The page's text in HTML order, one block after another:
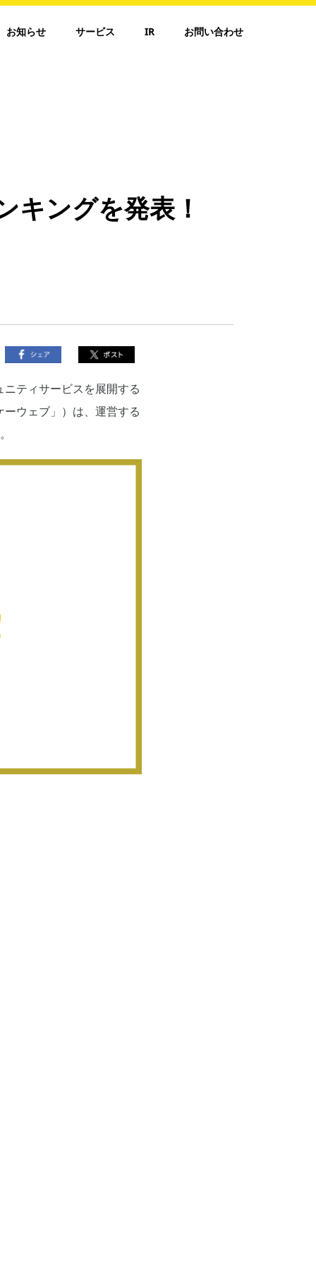
お知らせ サービス IR お問い合わせ
キングを発表！
ティサービスを展開する
ウェブ」）は、運営する